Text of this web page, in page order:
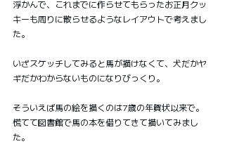
浮かんで、これまでに作らせてもらったお正月クッ
キーも周りに散らせるようなレイアウトで考えまし
た。
いざスケッチしてみると馬が描けなくて、犬だかヤ
ギだかわからないものになりびっくり。
そういえば馬の絵を描くのは7歳の年賀状以来で。
慌てて図書館で馬の本を借りてきて描いてみまし
た。